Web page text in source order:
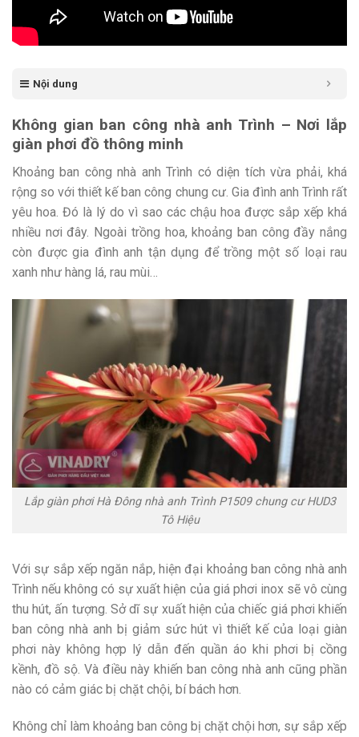
Nội dung
Không gian ban công nhà anh Trình – Nơi lắp
giàn phơi đồ thông minh
Khoảng ban công nhà anh Trình có diện tích vừa phải, khá
rộng so với thiết kế ban công chung cư. Gia đình anh Trình rất
yêu hoa. Đó là lý do vì sao các chậu hoa được sắp xếp khá
nhiều nơi đây. Ngoài trồng hoa, khoảng ban công đầy nắng
còn được gia đình anh tận dụng để trồng một số loại rau
xanh như hàng lá, rau mùi…
Lắp giàn phơi Hà Đông nhà anh Trình P1509 chung cư HUD3
Tô Hiệu
Với sự sắp xếp ngăn nắp, hiện đại khoảng ban công nhà anh
Trình nếu không có sự xuất hiện của giá phơi inox sẽ vô cùng
thu hút, ấn tượng. Sở dĩ sự xuất hiện của chiếc giá phơi khiến
ban công nhà anh bị giảm sức hút vì thiết kế của loại giàn
phơi này không hợp lý dẫn đến quần áo khi phơi bị cồng
kềnh, đồ sộ. Và điều này khiến ban công nhà anh cũng phần
nào có cảm giác bị chặt chội, bí bách hơn.
Không chỉ làm khoảng ban công bị chặt chội hơn, sự sắp xếp